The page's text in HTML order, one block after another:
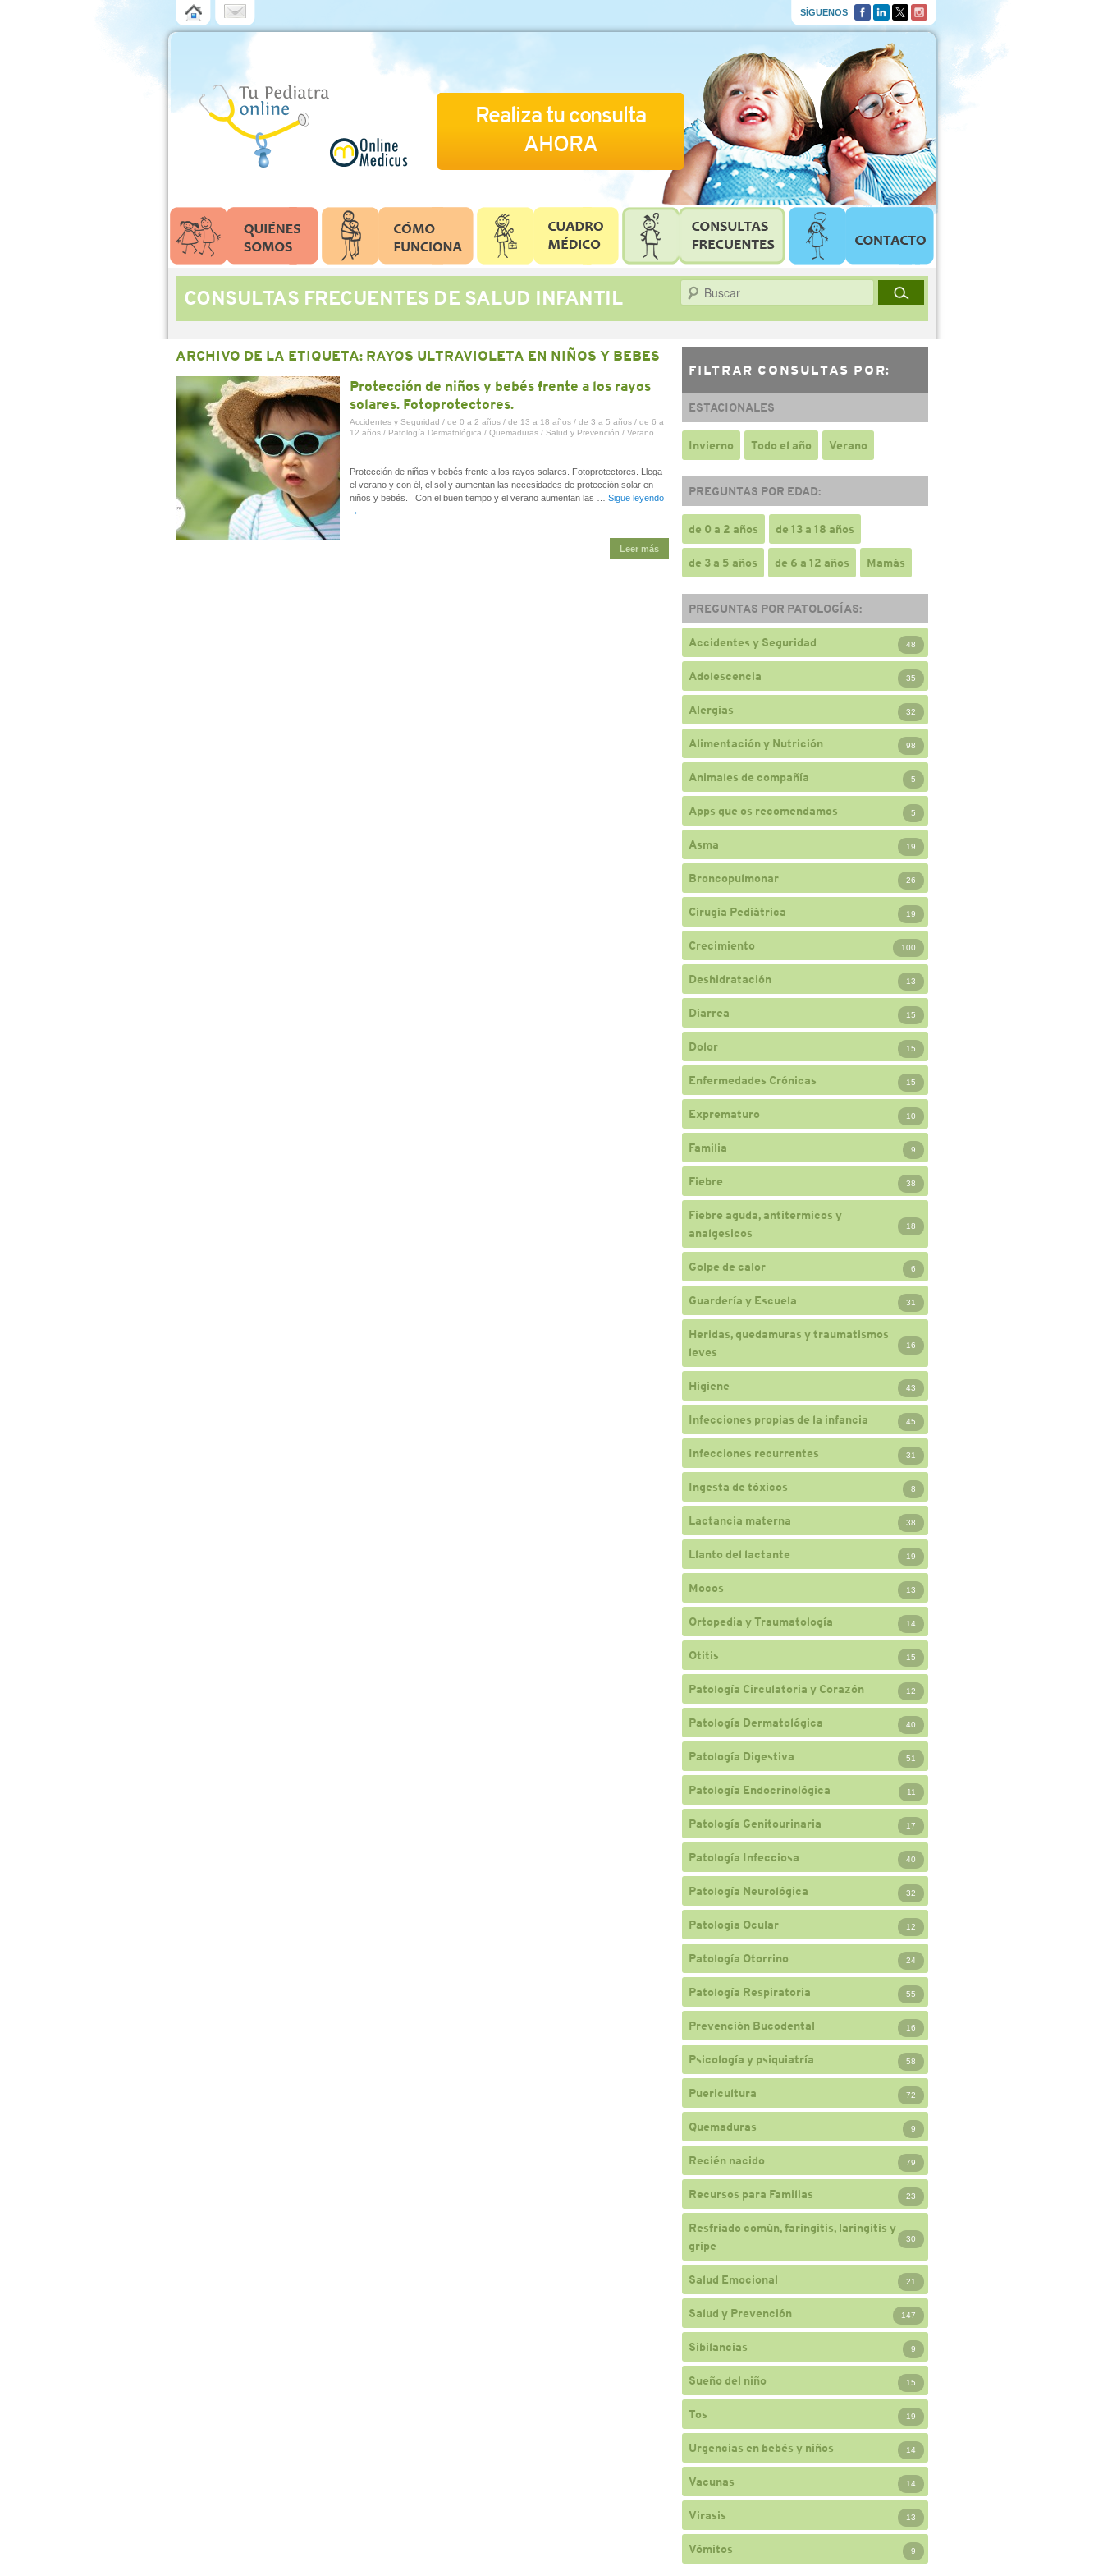
SÍGUENOS
Realiza tu consulta
AHORA
CONSULTAS FRECUENTES DE SALUD INFANTIL Buscar
ARCHIVO DE LA ETIQUETA: RAYOS ULTRAVIOLETA EN NIÑOS Y BEBES
Protección de niños y bebés frente a los rayos
solares. Fotoprotectores.
Accidentes y Seguridad / de 0 a 2 años/ de 13 a 18 años/ de 3 a 5 años/ de 6 a
12 años/ Patología Dermatológica / Quemaduras/ Salud y Prevención / Verano
Protección de niños y bebés frente a los rayos solares. Fotoprotectores. Llega
el verano y con él, el sol y aumentan las necesidades de protección solar en
niños y bebés. Con el buen tiempo y el verano aumentan las … Sigue leyendo
→
Leer más
FILTRAR CONSULTAS POR:
ESTACIONALES
Invierno Todo el año Verano
PREGUNTAS POR EDAD:
de 0 a 2 años de 13 a 18 años
de 3 a 5 años de 6 a 12 años Mamás
PREGUNTAS POR PATOLOGÍAS:
Accidentes y Seguridad 48
Adolescencia 35
Alergias 32
Alimentación y Nutrición 98
Animales de compañía 5
Apps que os recomendamos 5
Asma 19
Broncopulmonar 26
Cirugía Pediátrica 19
Crecimiento 100
Deshidratación 13
Diarrea 15
Dolor 15
Enfermedades Crónicas 15
Exprematuro 10
Familia 9
Fiebre 38
Fiebre aguda, antitermicos y
analgesicos
18
Golpe de calor 6
Guardería y Escuela 31
Heridas, quedamuras y traumatismos
leves
16
Higiene 43
Infecciones propias de la infancia 45
Infecciones recurrentes 31
Ingesta de tóxicos 8
Lactancia materna 38
Llanto del lactante 19
Mocos 13
Ortopedia y Traumatología 14
Otitis 15
Patología Circulatoria y Corazón 12
Patología Dermatológica 40
Patología Digestiva 51
Patología Endocrinológica 11
Patología Genitourinaria 17
Patología Infecciosa 40
Patología Neurológica 32
Patología Ocular 12
Patología Otorrino 24
Patología Respiratoria 55
Prevención Bucodental 16
Psicología y psiquiatría 58
Puericultura 72
Quemaduras 9
Recién nacido 79
Recursos para Familias 23
Resfriado común, faringitis, laringitis y
gripe
30
Salud Emocional 21
Salud y Prevención 147
Sibilancias 9
Sueño del niño 15
Tos 19
Urgencias en bebés y niños 14
Vacunas 14
Virasis 13
Vómitos 9